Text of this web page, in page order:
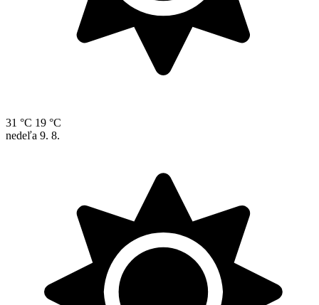
31 °C 19 °C
nedeľa 9. 8.